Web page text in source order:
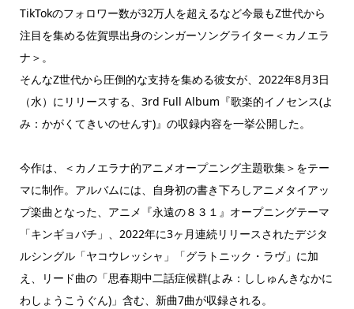
TikTokのフォロワー数が32万人を超えるなど今最もZ世代から
注目を集める佐賀県出身のシンガーソングライター＜カノエラ
ナ＞。
そんなZ世代から圧倒的な支持を集める彼女が、2022年8月3日
（水）にリリースする、3rd Full Album『歌楽的イノセンス(よ
み：かがくてきいのせんす)』の収録内容を一挙公開した。
今作は、＜カノエラナ的アニメオープニング主題歌集＞をテー
マに制作。アルバムには、自身初の書き下ろしアニメタイアッ
プ楽曲となった、アニメ『永遠の８３１』オープニングテーマ
「キンギョバチ」、2022年に3ヶ月連続リリースされたデジタ
ルシングル「ヤコウレッシャ」「グラトニック・ラヴ」に加
え、リード曲の「思春期中二話症候群(よみ：ししゅんきなかに
わしょうこうぐん)」含む、新曲7曲が収録される。